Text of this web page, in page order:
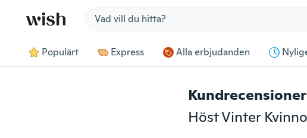
Populärt Express Alla erbjudanden
Kundrecensioner